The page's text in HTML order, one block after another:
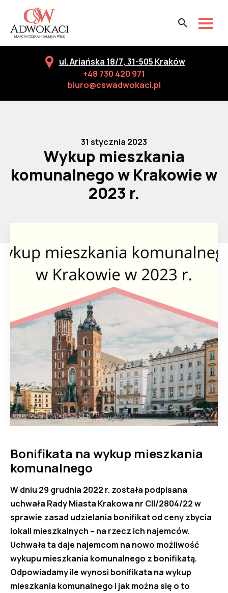
ul. Ariańska 18/7, 31-505 Kraków
+48 730 420 971
biuro@cswadwokaci.pl
31 stycznia 2023
Wykup mieszkania
komunalnego w Krakowie w
2023 r.
Bonifikata na wykup mieszkania
komunalnego
W dniu 29 grudnia 2022 r. została podpisana
uchwała Rady Miasta Krakowa nr CII/2804/22 w
sprawie zasad udzielania bonifikat od ceny zbycia
lokali mieszkalnych – na rzecz ich najemców.
Uchwała ta daje najemcom na nowo możliwość
wykupu mieszkania komunalnego z bonifikatą.
Odpowiadamy ile wynosi bonifikata na wykup
mieszkania komunalnego i jak można się o to